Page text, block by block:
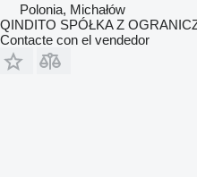
Polonia, Michałów
QINDITO SPÓŁKA Z
Contacte con el vendedor